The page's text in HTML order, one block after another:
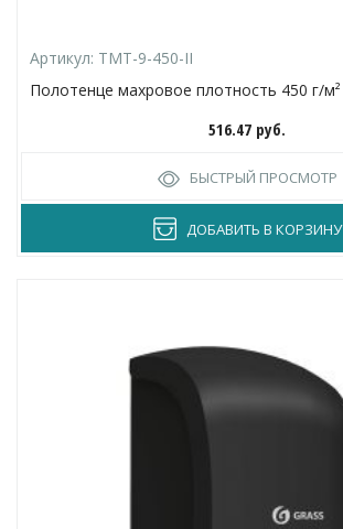
Артикул: TMT-9-450-II
Полотенце махровое плотность 450 г/м²
516.47 руб.
БЫСТРЫЙ ПРОСМОТР
ДОБАВИТЬ В КОРЗИНУ